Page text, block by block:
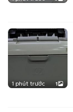
1 phút trước 1